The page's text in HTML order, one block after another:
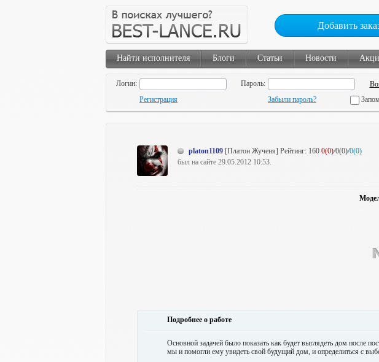
Добавить
Найти исполнителя Блоги Статьи Новости
Логин:
Пароль:
Регистрация
Забыли пароль?
platon1109 [Платон Жученя] Рейтинг: 160 0(0)/0(0)/0(0)
был на сайте 29.05.2012 10:53.
Подробнее о работе
Основной задачей было показать как будет выглядеть дом после
мы и помогли ему увидеть свой будущий дом, и определиться с